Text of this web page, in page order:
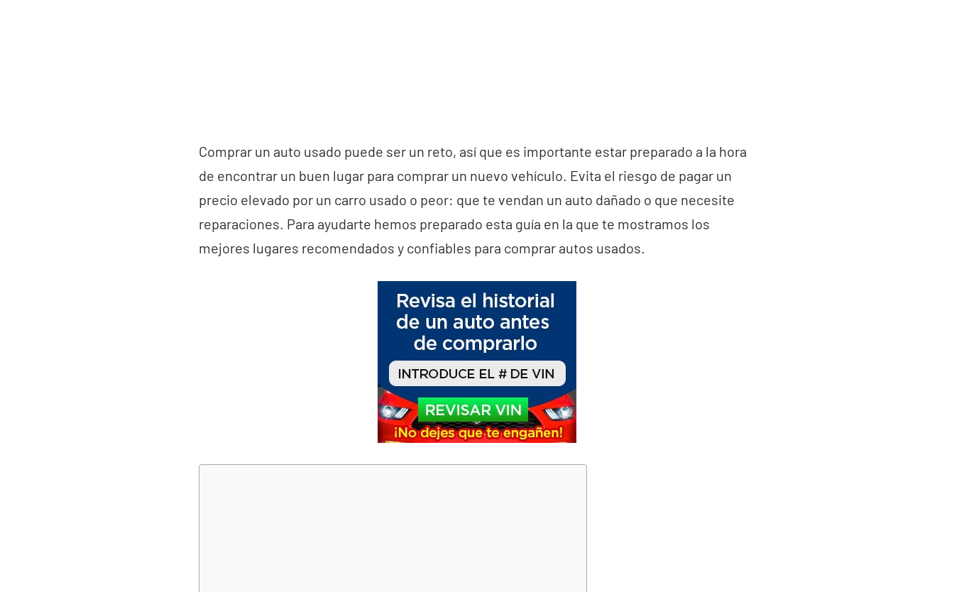
Comprar un auto usado puede ser un reto, así que es importante estar preparado a la hora
de encontrar un buen lugar para comprar un nuevo vehículo. Evita el riesgo de pagar un
precio elevado por un carro usado o peor: que te vendan un auto dañado o que necesite
reparaciones. Para ayudarte hemos preparado esta guía en la que te mostramos los
mejores lugares recomendados y confiables para comprar autos usados.